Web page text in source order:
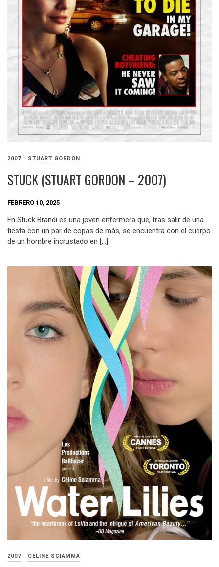
2007 STUART GORDON
STUCK (STUART GORDON – 2007)
FEBRERO 10, 2025
En Stuck Brandi es una joven enfermera que, tras salir de una
fiesta con un par de copas de más, se encuentra con el cuerpo
de un hombre incrustado en […]
2007 CÉLINE SCIAMMA